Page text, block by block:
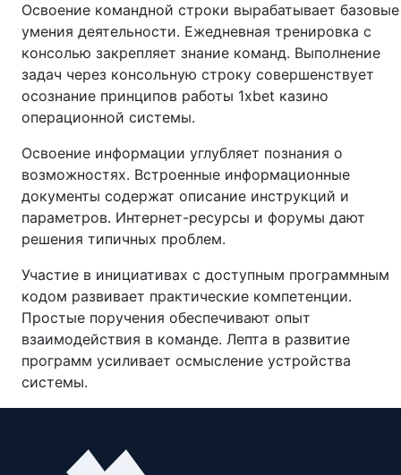
Освоение командной строки вырабатывает базовые
умения деятельности. Ежедневная тренировка с
консолью закрепляет знание команд. Выполнение
задач через консольную строку совершенствует
осознание принципов работы 1xbet казино
операционной системы.
Освоение информации углубляет познания о
возможностях. Встроенные информационные
документы содержат описание инструкций и
параметров. Интернет-ресурсы и форумы дают
решения типичных проблем.
Участие в инициативах с доступным программным
кодом развивает практические компетенции.
Простые поручения обеспечивают опыт
взаимодействия в команде. Лепта в развитие
программ усиливает осмысление устройства
системы.